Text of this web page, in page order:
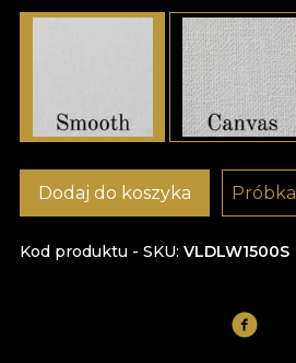
Kod produktu - SKU VLDLW1500S
Dodaj do koszyka Próbka